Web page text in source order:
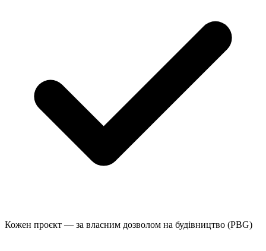
Кожен проєкт — за власним дозволом на будівництво (PBG)